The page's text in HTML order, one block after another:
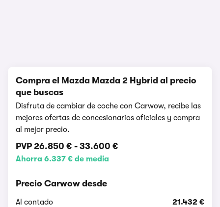
Compra el Mazda Mazda 2 Hybrid al precio
que buscas
Disfruta de cambiar de coche con Carwow, recibe las
mejores ofertas de concesionarios oficiales y compra
al mejor precio.
PVP 26.850 € - 33.600 €
Ahorra 6.337 € de media
Precio Carwow desde
Al contado 21.432 €